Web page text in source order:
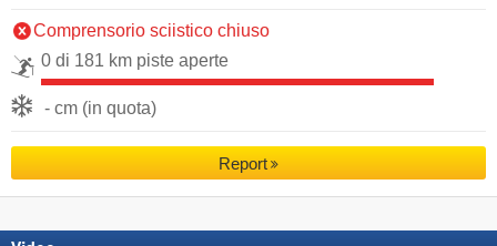
Comprensorio sciistico chiuso
0 di 181 km piste aperte
- cm (in quota)
Report